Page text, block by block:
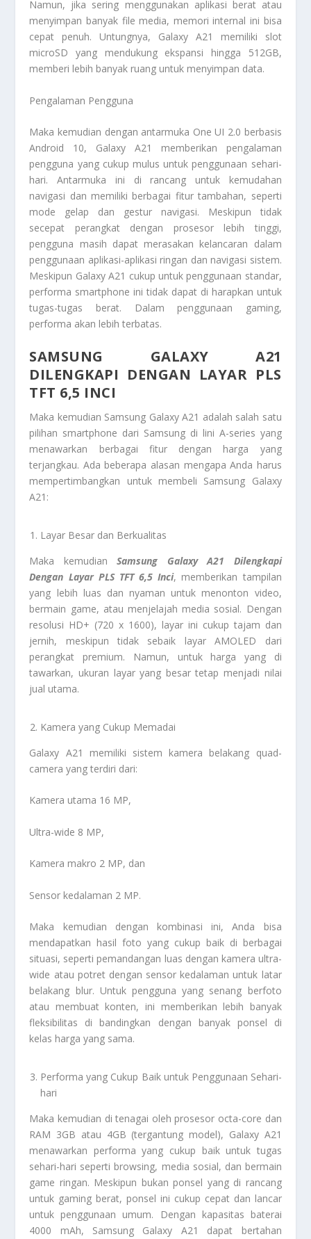
Namun, jika sering menggunakan aplikasi berat atau
menyimpan banyak file media, memori internal ini bisa
cepat penuh. Untungnya, Galaxy A21 memiliki slot
microSD yang mendukung ekspansi hingga 512GB,
memberi lebih banyak ruang untuk menyimpan data.
Pengalaman Pengguna
Maka kemudian dengan antarmuka One UI 2.0 berbasis
Android 10, Galaxy A21 memberikan pengalaman
pengguna yang cukup mulus untuk penggunaan sehari-
hari. Antarmuka ini di rancang untuk kemudahan
navigasi dan memiliki berbagai fitur tambahan, seperti
mode gelap dan gestur navigasi. Meskipun tidak
secepat perangkat dengan prosesor lebih tinggi,
pengguna masih dapat merasakan kelancaran dalam
penggunaan aplikasi-aplikasi ringan dan navigasi sistem.
Meskipun Galaxy A21 cukup untuk penggunaan standar,
performa smartphone ini tidak dapat di harapkan untuk
tugas-tugas berat. Dalam penggunaan gaming,
performa akan lebih terbatas.
SAMSUNG GALAXY A21
DILENGKAPI DENGAN LAYAR PLS
TFT 6,5 INCI
Maka kemudian Samsung Galaxy A21 adalah salah satu
pilihan smartphone dari Samsung di lini A-series yang
menawarkan berbagai fitur dengan harga yang
terjangkau. Ada beberapa alasan mengapa Anda harus
mempertimbangkan untuk membeli Samsung Galaxy
A21:
Layar Besar dan Berkualitas
Maka kemudian Samsung Galaxy A21 Dilengkapi
Dengan Layar PLS TFT 6,5 Inci, memberikan tampilan
yang lebih luas dan nyaman untuk menonton video,
bermain game, atau menjelajah media sosial. Dengan
resolusi HD+ (720 x 1600), layar ini cukup tajam dan
jernih, meskipun tidak sebaik layar AMOLED dari
perangkat premium. Namun, untuk harga yang di
tawarkan, ukuran layar yang besar tetap menjadi nilai
jual utama.
Kamera yang Cukup Memadai
Galaxy A21 memiliki sistem kamera belakang quad-
camera yang terdiri dari:
Kamera utama 16 MP,
Ultra-wide 8 MP,
Kamera makro 2 MP, dan
Sensor kedalaman 2 MP.
Maka kemudian dengan kombinasi ini, Anda bisa
mendapatkan hasil foto yang cukup baik di berbagai
situasi, seperti pemandangan luas dengan kamera ultra-
wide atau potret dengan sensor kedalaman untuk latar
belakang blur. Untuk pengguna yang senang berfoto
atau membuat konten, ini memberikan lebih banyak
fleksibilitas di bandingkan dengan banyak ponsel di
kelas harga yang sama.
Performa yang Cukup Baik untuk Penggunaan Sehari-
hari
Maka kemudian di tenagai oleh prosesor octa-core dan
RAM 3GB atau 4GB (tergantung model), Galaxy A21
menawarkan performa yang cukup baik untuk tugas
sehari-hari seperti browsing, media sosial, dan bermain
game ringan. Meskipun bukan ponsel yang di rancang
untuk gaming berat, ponsel ini cukup cepat dan lancar
untuk penggunaan umum. Dengan kapasitas baterai
4000 mAh, Samsung Galaxy A21 dapat bertahan